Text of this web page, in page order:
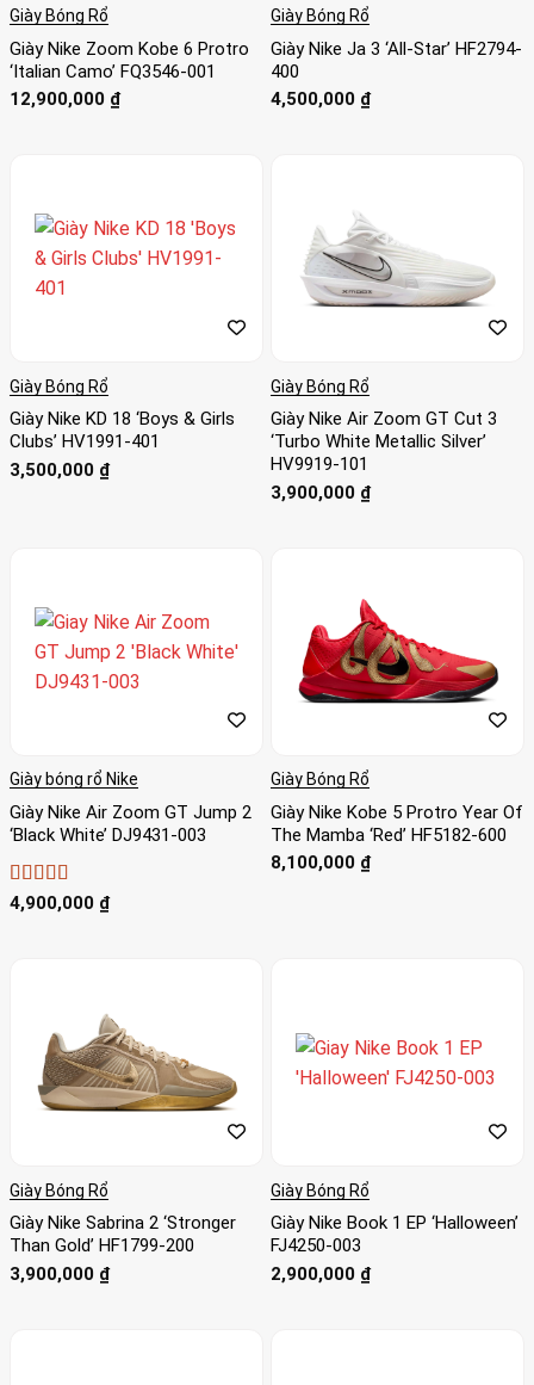
Giày Bóng Rổ
Giày Nike Zoom Kobe 6 Protro
‘Italian Camo’ FQ3546-001
12,900,000 ₫
Giày Bóng Rổ
Giày Nike Ja 3 ‘All-Star’ HF2794-
400
4,500,000 ₫
Giày Bóng Rổ
Giày Nike KD 18 ‘Boys & Girls
Clubs’ HV1991-401
3,500,000 ₫
Giày Bóng Rổ
Giày Nike Air Zoom GT Cut 3
‘Turbo White Metallic Silver’
HV9919-101
3,900,000 ₫
Giày bóng rổ Nike
Giày Nike Air Zoom GT Jump 2
‘Black White’ DJ9431-003
Được xếp
4,900,000 ₫
Giày Bóng Rổ
Giày Nike Kobe 5 Protro Year Of
The Mamba ‘Red’ HF5182-600
8,100,000 ₫
Giày Bóng Rổ
Giày Nike Sabrina 2 ‘Stronger
Than Gold’ HF1799-200
3,900,000 ₫
Giày Bóng Rổ
Giày Nike Book 1 EP ‘Halloween’
FJ4250-003
2,900,000 ₫